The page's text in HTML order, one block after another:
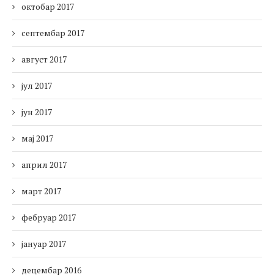
октобар 2017
септембар 2017
август 2017
јул 2017
јун 2017
мај 2017
април 2017
март 2017
фебруар 2017
јануар 2017
децембар 2016